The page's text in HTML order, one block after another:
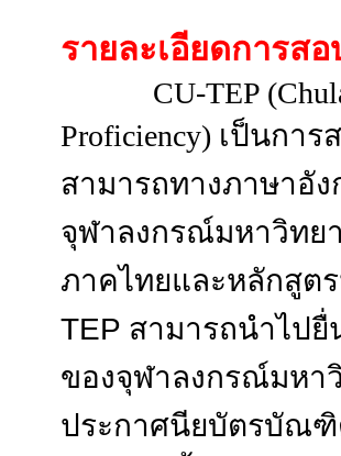
รายละเอียดการสอ
CU-TEP
Proficiency) เป็นการ
สามารถทางภาษาอั
จุฬาลงกรณ์มหาวิทย
ภาคไทยและหลักสูต
TEP สามารถนำไป
ของจุฬาลงกรณ์มหา
ประกาศนียบัตรบัณ